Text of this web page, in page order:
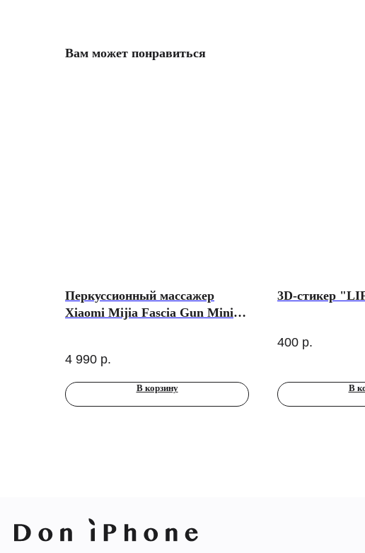
Вам может понравиться
Перкуссионный массажер
Xiaomi Mijia Fascia Gun Mini
4 990 р.
В корзину
3D-стикер
400 р.
В